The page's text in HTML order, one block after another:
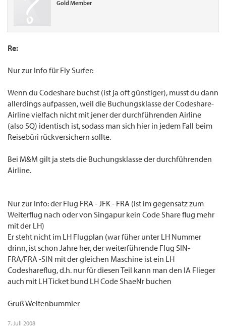
Gold Member
Re:
Nur zur Info für Fly Surfer:
Wenn du Codeshare buchst (ist ja oft günstiger), musst du dann
allerdings aufpassen, weil die Buchungsklasse der Codeshare-
Airline vielfach nicht mit jener der durchführenden Airline
(also SQ) identisch ist, sodass man sich hier in jedem Fall beim
Reisebüri rückversichern sollte.
Bei M&M gilt ja stets die Buchungsklasse der durchführenden
Airline.
Nur zur Info: der Flug FRA - JFK - FRA (ist im gegensatz zum
Weiterflug nach oder von Singapur kein Code Share flug mehr
mit der LH)
Er steht nicht im LH Flugplan (war füher unter LH Nummer
drinn, ist schon Jahre her, der weiterführende Flug SIN-
FRA/FRA -SIN mit der gleichen Maschine ist ein LH
Codeshareflug, d.h. nur für diesen Teil kann man den IA Flieger
auch mit LH Ticket bund LH Code ShaeNr buchen
Gruß Weltenbummler
7. Juli 2008